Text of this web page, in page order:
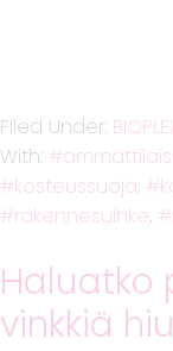
Filed Under:
With:
kosteussuoja,
rakennesuihke,
Haluatko
vinkkiä